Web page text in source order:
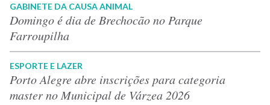
GABINETE DA CAUSA ANIMAL
Domingo é dia de Brechocão no Parque
Farroupilha
ESPORTE E LAZER
Porto Alegre abre inscrições para categoria
master no Municipal de Várzea 2026